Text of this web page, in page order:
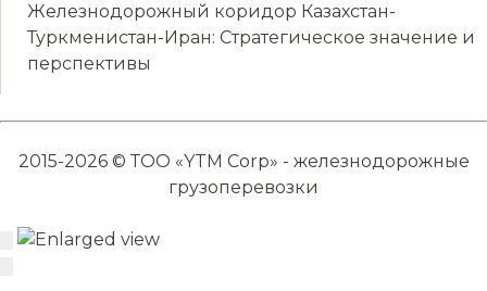
Железнодорожный коридор Казахстан-
Туркменистан-Иран: Стратегическое значение и
перспективы
2015-2026 © ТОО «YTM Corp» - железнодорожные
грузоперевозки